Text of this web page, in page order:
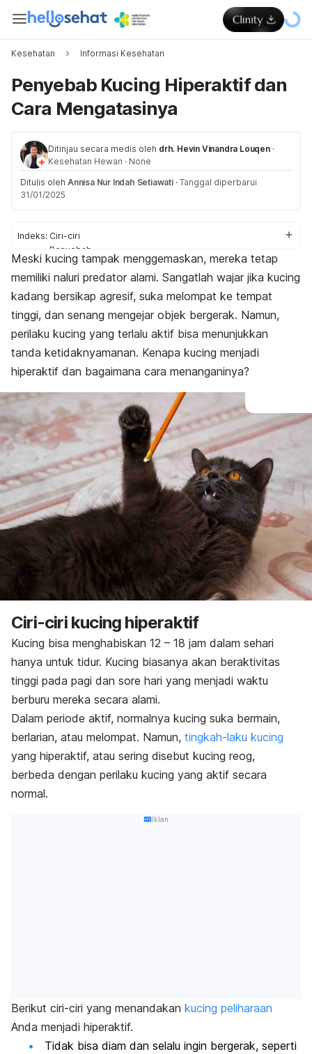
Kesehatan Informasi Kesehatan
Penyebab Kucing Hiperaktif dan
Cara Mengatasinya
Ditinjau secara medis oleh drh. Hevin Vinandra Louqen ·
Kesehatan Hewan · None
Ditulis oleh Annisa Nur Indah Setiawati · Tanggal diperbarui
31/01/2025
Indeks: Ciri-ciri
Penyebab
Cara mengatasi
Meski kucing tampak menggemaskan, mereka tetap
memiliki naluri predator alami. Sangatlah wajar jika kucing
kadang bersikap agresif, suka melompat ke tempat
tinggi, dan senang mengejar objek bergerak. Namun,
perilaku kucing yang terlalu aktif bisa menunjukkan
tanda ketidaknyamanan. Kenapa kucing menjadi
hiperaktif dan bagaimana cara menanganinya?
Ciri-ciri kucing hiperaktif
Kucing bisa menghabiskan 12 – 18 jam dalam sehari
hanya untuk tidur. Kucing biasanya akan beraktivitas
tinggi pada pagi dan sore hari yang menjadi waktu
berburu mereka secara alami.
Dalam periode aktif, normalnya kucing suka bermain,
berlarian, atau melompat. Namun, tingkah-laku kucing
yang hiperaktif, atau sering disebut kucing reog,
berbeda dengan perilaku kucing yang aktif secara
normal.
Iklan
Berikut ciri-ciri yang menandakan kucing peliharaan
Anda menjadi hiperaktif.
Tidak bisa diam dan selalu ingin bergerak, seperti